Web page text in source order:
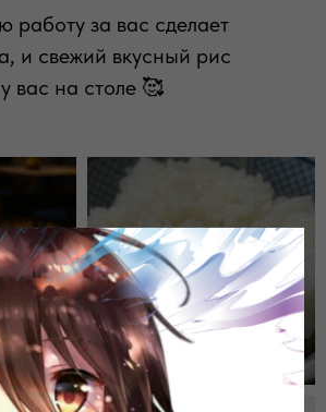
работу за вас сделает
и свежий вкусный рис
вас на столе 🥰